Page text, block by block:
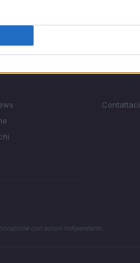
Contattaci
con autori indipendenti.